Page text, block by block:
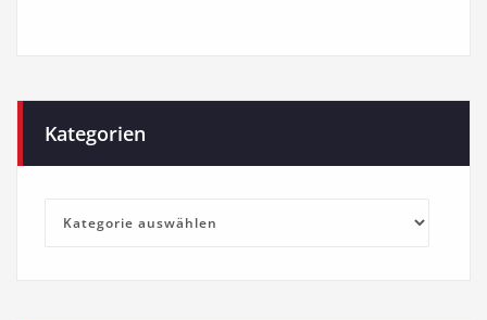
Kategorien
Kategorien